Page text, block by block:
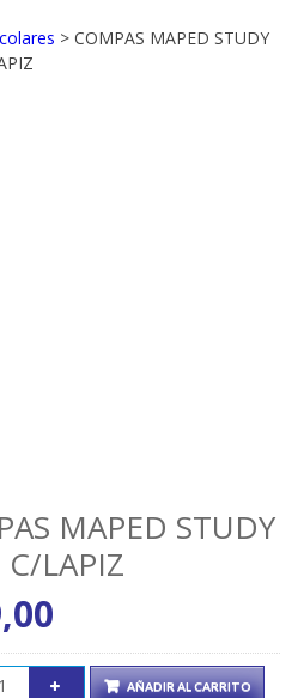
> COMPAS MAPED STUDY
MAPED STUDY
C/LAPIZ
AÑADIR AL CARRITO